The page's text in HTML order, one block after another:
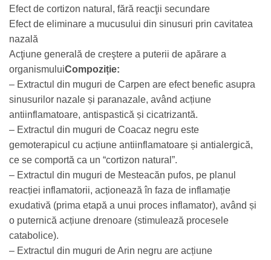
Efect de cortizon natural, fără reacţii secundare
Efect de eliminare a mucusului din sinusuri prin cavitatea
nazală
Acţiune generală de creştere a puterii de apărare a
organismuluiCompoziție:
– Extractul din muguri de Carpen are efect benefic asupra
sinusurilor nazale și paranazale, având acțiune
antiinflamatoare, antispastică și cicatrizantă.
– Extractul din muguri de Coacaz negru este
gemoterapicul cu acțiune antiinflamatoare și antialergică,
ce se comportă ca un “cortizon natural”.
– Extractul din muguri de Mesteacăn pufos, pe planul
reacției inflamatorii, acționează în faza de inflamație
exudativă (prima etapă a unui proces inflamator), având și
o puternică acțiune drenoare (stimulează procesele
catabolice).
– Extractul din muguri de Arin negru are acțiune